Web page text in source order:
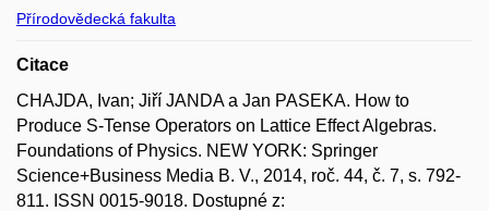
Přírodovědecká fakulta
Citace
CHAJDA, Ivan; Jiří JANDA a Jan PASEKA. How to
Produce S-Tense Operators on Lattice Effect Algebras.
Foundations of Physics. NEW YORK: Springer
Science+Business Media B. V., 2014, roč. 44, č. 7, s. 792-
811. ISSN 0015-9018. Dostupné z: